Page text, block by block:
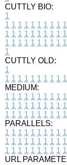
CUTTLY BIO:
1
1 1 1 1 1 1 1 1 1 1
1 1 1 1 1 1 1 1 1 1
1 1 1 1 1 1 1 1 1 1
1
CUTTLY OLD:
1
1 1 1 1 1 1 1 1 1 1
MEDIUM:
1 1 1 1 1 1 1 1 1 1
1 1 1 1 1 1 1 1 1 1
1 1 1 1 1 1 1 1 1 1
PARALLELS:
1 1 1 1 1 1 1 1 1 1
1 1 1 1 1 1 1 1 1 1
1 1 1 1 1 1 1 1 1 1
URL